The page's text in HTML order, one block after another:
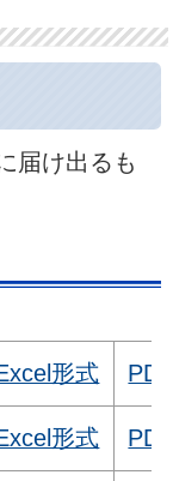
届け出るも
形式
形式